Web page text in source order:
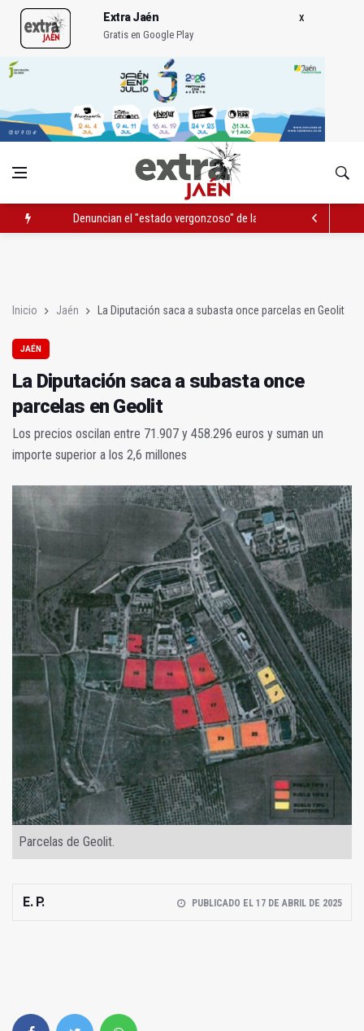
Extra Jaén
Gratis en Google Play
Denuncian el "estado vergonzoso" de la JV-3266 en Hinojares
Inicio Jaén La Diputación saca a subasta once parcelas en Geolit
JAÉN
La Diputación saca a subasta once
parcelas en Geolit
Los precios oscilan entre 71.907 y 458.296 euros y suman un
importe superior a los 2,6 millones
Parcelas de Geolit.
E. P. PUBLICADO EL 17 DE ABRIL DE 2025